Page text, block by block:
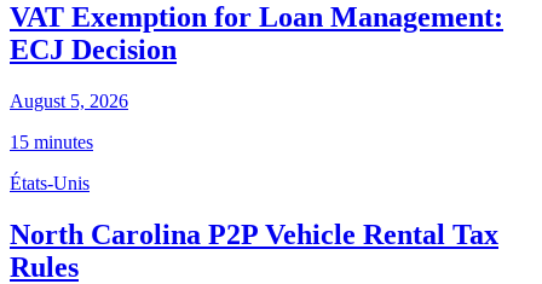
VAT Exemption for Loan Management:
ECJ Decision
August 5, 2026
15 minutes
États-Unis
North Carolina P2P Vehicle Rental Tax
Rules